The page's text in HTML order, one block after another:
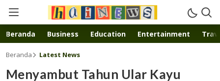
Inspirasi muda karya mandiri
Beranda Business Education Entertainment
Beranda Latest News
Menyambut Tahun Ular Kayu